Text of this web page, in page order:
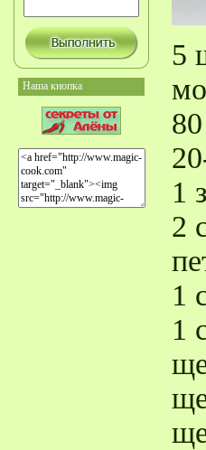
Наша кнопка
5
1
2
1
1